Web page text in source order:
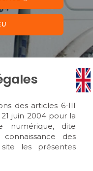
des articles 6-III
juin 2004 pour la
numérique, dite
des
les présentes